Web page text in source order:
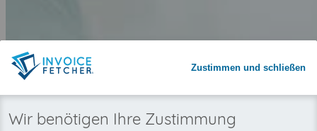
Warum invoicefetcher®: REGISTRIEREN
Zustimmen und schließen
Wir benötigen Ihre Zustimmung